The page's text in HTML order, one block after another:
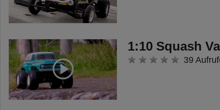
hinteren Achsen werden von
einem kräftigen 540er
Elektromotor angetrieben. Die
beiden Vorderachsen werden
angelenkt über ein Servo (separat
erhältlich). Dabei ist der
Lenkeinschlag der beiden Achsen
1:10 Squash
39